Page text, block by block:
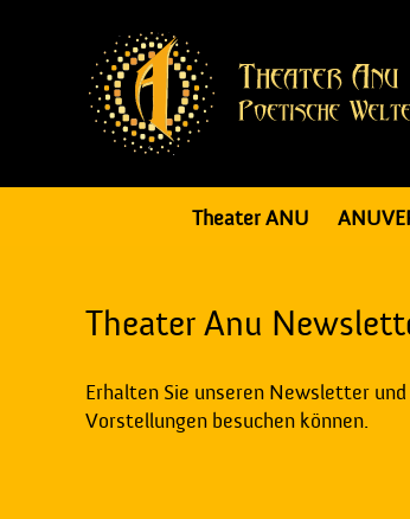
Theater ANU
Theater Anu
Erhalten Sie unseren Newsletter
Vorstellungen besuchen können.